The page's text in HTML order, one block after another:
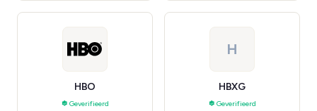
HBO
Geverifieerd
H
HBXG
Geverifieerd